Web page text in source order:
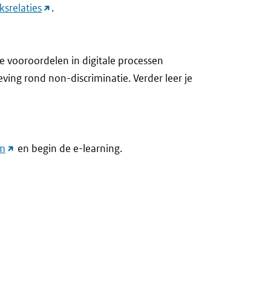
(link
website)
.
vooroordelen in digitale processen
rond non-discriminatie. Verder leer je
(linken begin de e-learning.